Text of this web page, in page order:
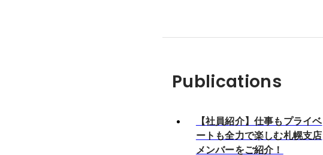
Publications
【社員紹介】仕事もプライベ
ートも全力で楽しむ札幌支店
メンバーをご紹介！